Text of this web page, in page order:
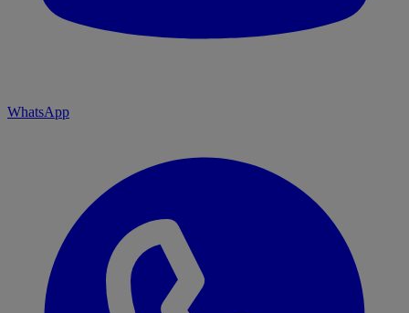
WhatsApp